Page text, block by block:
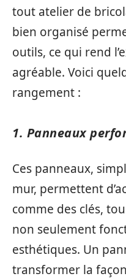
tout atelier de
bien organisé
outils, ce qui rend
agréable. Voici
rangement :
1. Panneaux
Ces panneaux,
mur, permettent
comme des clés,
non seulement
esthétiques. Un
transformer la